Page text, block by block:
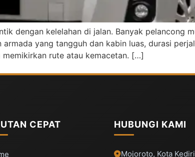
dengan kelelahan di jalan. Banyak pelancong
yang tangguh dan kabin luas, durasi
rute atau kemacetan. […]
CEPAT HUBUNGI KAMI
Mojoroto, Kota